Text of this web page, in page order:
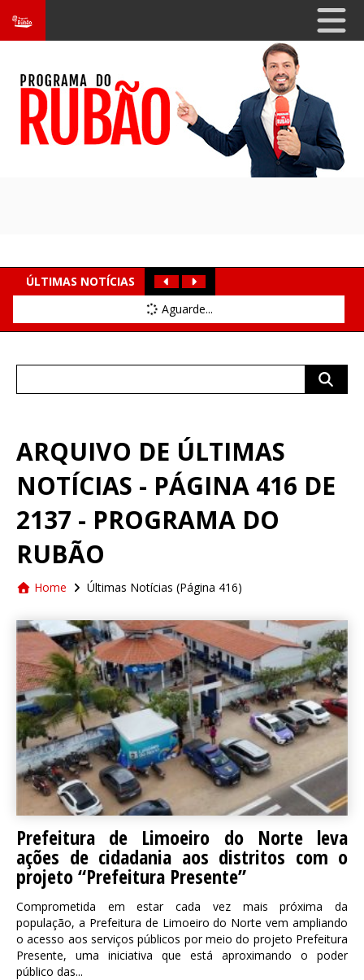
ÚLTIMAS NOTÍCIAS
Aguarde...
ARQUIVO DE ÚLTIMAS
NOTÍCIAS - PÁGINA 416 DE
2137 - PROGRAMA DO
RUBÃO
Home Últimas Notícias (Página 416)
Prefeitura de Limoeiro do Norte leva
ações de cidadania aos distritos com o
projeto “Prefeitura Presente”
Comprometida em estar cada vez mais próxima da
população, a Prefeitura de Limoeiro do Norte vem ampliando
o acesso aos serviços públicos por meio do projeto Prefeitura
Presente, uma iniciativa que está aproximando o poder
público das...